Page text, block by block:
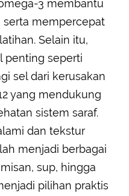
3 membantu
serta mempercepat
Selain itu,
penting seperti
sel dari kerusakan
yang mendukung
sistem saraf.
dan tekstur
menjadi berbagai
sup, hingga
pilihan praktis